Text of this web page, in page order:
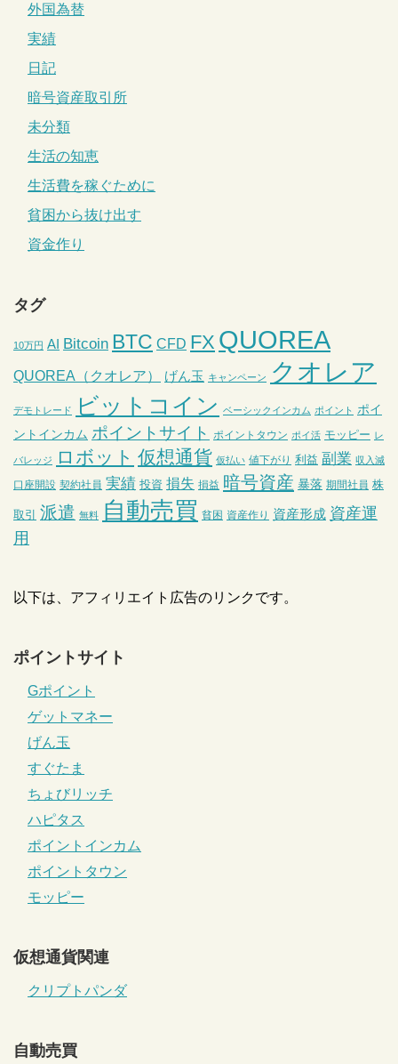
外国為替
実績
日記
暗号資産取引所
未分類
生活の知恵
生活費を稼ぐために
貧困から抜け出す
資金作り
タグ
10万円 AI Bitcoin BTC CFD FX QUOREA
QUOREA（クオレア） げん玉 キャンペーン クオレア
デモトレード ビットコイン ベーシックインカム ポイント ポイ
ントインカム ポイントサイト ポイントタウン ポイ活 モッピー レ
バレッジ ロボット 仮想通貨 仮払い 値下がり 利益 副業 収入減
口座開設 契約社員 実績 投資 損失 損益 暗号資産 暴落 期間社員 株
取引 派遣 無料 自動売買 貧困 資産作り 資産形成 資産運
用
以下は、アフィリエイト広告のリンクです。
ポイントサイト
Gポイント
ゲットマネー
げん玉
すぐたま
ちょびリッチ
ハピタス
ポイントインカム
ポイントタウン
モッピー
仮想通貨関連
クリプトパンダ
自動売買